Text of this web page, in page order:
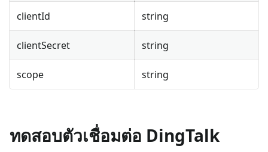
clientId string
clientSecret string
scope string
ทดสอบตัวเชื่อมต่อ DingTalk